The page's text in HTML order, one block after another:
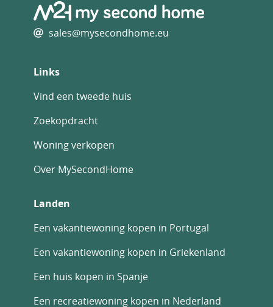
sales@mysecondhome.eu
Links
Vind een tweede huis
Zoekopdracht
Woning verkopen
Over MySecondHome
Landen
Een vakantiewoning kopen in Portugal
Een vakantiewoning kopen in Griekenland
Een huis kopen in Spanje
Een recreatiewoning kopen in Nederland